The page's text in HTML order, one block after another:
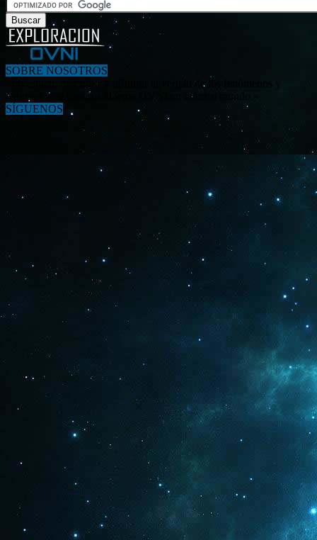
SOBRE NOSOTROS
«Investigar, descubrir y difundir la verdad de los fenómenos y
enigmas relacionados al tema OVNI en nuestro mundo.»
SÍGUENOS